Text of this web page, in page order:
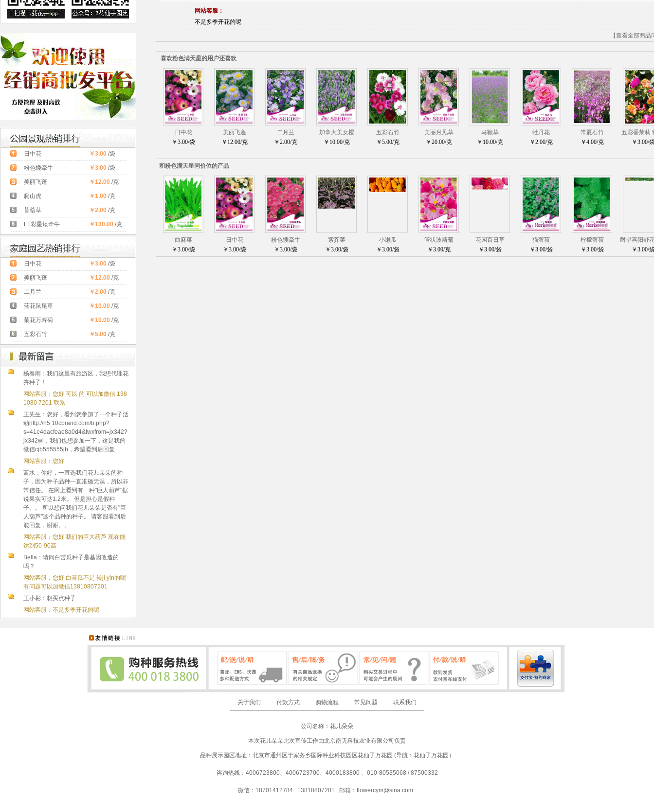
日中花 ￥3.00/袋
粉色矮牵牛 ￥3.00/袋
美丽飞蓬 ￥12.00/克
爬山虎 ￥1.00/克
苜蓿草 ￥2.00/克
F1彩星矮牵牛 ￥130.00/克
日中花 ￥3.00/袋
美丽飞蓬 ￥12.00/克
二月兰 ￥2.00/克
蓝花鼠尾草 ￥10.00/克
菊花万寿菊 ￥10.00/克
五彩石竹 ￥5.00/克
杨春雨：我们这里有旅游区，我想代理花
卉种子！
网站客服：您好 可以 的 可以加微信 138
1080 7201 联系
王先生：您好，看到您参加了一个种子活
动http://h5.10cbrand.com/b.php?
s=41e4dacfeae8a0d4&twxfrom=jx342?
jx342wl，我们也想参加一下，这是我的
微信cjb555555jb，希望看到后回复
网站客服：您好
蓝水：你好，一直选我们花儿朵朵的种
子，因为种子品种一直准确无误，所以非
常信任。 在网上看到有一种"巨人葫芦"据
说果实可达1.2米。 但是担心是假种
子。。 所以想问我们花儿朵朵是否有"巨
人葫芦"这个品种的种子。 请客服看到后
能回复，谢谢。。
网站客服：您好 我们的巨大葫芦 现在能
达到50-90高
Bella：请问白苦瓜种子是基因改造的
吗？
网站客服：您好 白苦瓜不是 转ji yin的呢
有问题可以加微信13810807201
王小彬：想买点种子
网站客服：不是多季开花的呢
网站客服：
不是多季开花的呢
【查看全部商品
喜欢粉色满天星的用户还喜欢
日中花
￥3.00/袋
美丽飞蓬
￥12.00/克
二月兰
￥2.00/克
加拿大美女樱
￥10.00/克
五彩石竹
￥5.00/克
美丽月见草
￥20.00/克
马鞭草
￥10.00/克
牡丹花
￥2.00/克
常夏石竹
￥4.00/克
五彩香茉莉
￥3.00/
和粉色满天星同价位的产品
曲麻菜
￥3.00/袋
日中花
￥3.00/袋
粉色矮牵牛
￥3.00/袋
紫芥菜
￥3.00/袋
小濑瓜
￥3.00/袋
管状波斯菊
￥3.00/克
花园百日草
￥3.00/袋
猫薄荷
￥3.00/袋
柠檬薄荷
￥3.00/袋
耐旱喜阳野
￥3.00/
关于我们 付款方式 购物流程 常见问题 联系我们
公司名称：花儿朵朵
本次花儿朵朵此次宣传工作由北京南无科技农业有限公司负责
品种展示园区地址：北京市通州区于家务乡国际种业科技园区花仙子万花园 (导航：花仙子万花园）
咨询热线：4006723800、4006723700、4000183800 、010-80535068 / 87500332
微信：18701412784 13810807201 邮箱： flowercym@sina.com